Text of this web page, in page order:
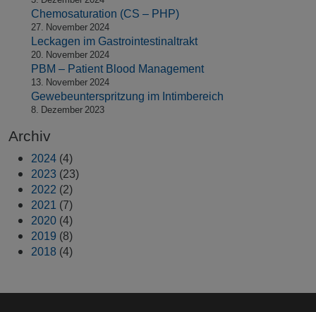
Chemosaturation (CS – PHP)
27. November 2024
Leckagen im Gastrointestinaltrakt
20. November 2024
PBM – Patient Blood Management
13. November 2024
Gewebeunterspritzung im Intimbereich
8. Dezember 2023
Archiv
2024 (4)
2023 (23)
2022 (2)
2021 (7)
2020 (4)
2019 (8)
2018 (4)